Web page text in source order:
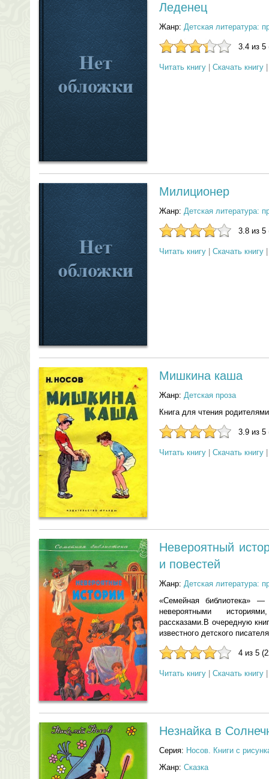
Леденец
Жанр: Детская литература:
3.4 из 5
Читать книгу Скачать книгу
Милиционер
Жанр: Детская литература:
3.8 из 5
Читать книгу Скачать книгу
Мишкина каша
Жанр: Детская проза
Книга для чтения
3.9 из 5
Читать книгу Скачать книгу
Невероятный
и повестей
Жанр: Детская литература:
«Семейная библиотека»
невероятными
рассказами.В очередную
известного детского
4 из 5
Читать книгу Скачать книгу
Незнайка в
Серия: Носов. Книги с
Жанр: Сказка